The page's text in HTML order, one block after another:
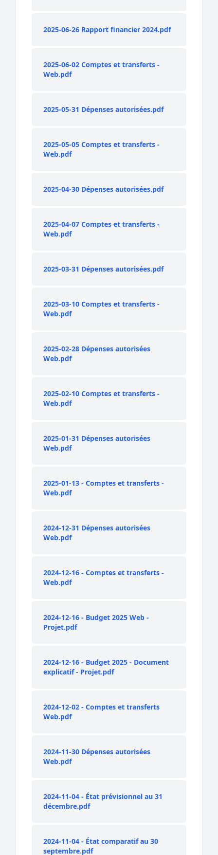
2025-06-26 Rapport financier 2024.pdf
2025-06-02 Comptes et transferts -
Web.pdf
2025-05-31 Dépenses autorisées.pdf
2025-05-05 Comptes et transferts -
Web.pdf
2025-04-30 Dépenses autorisées.pdf
2025-04-07 Comptes et transferts -
Web.pdf
2025-03-31 Dépenses autorisées.pdf
2025-03-10 Comptes et transferts -
Web.pdf
2025-02-28 Dépenses autorisées
Web.pdf
2025-02-10 Comptes et transferts -
Web.pdf
2025-01-31 Dépenses autorisées
Web.pdf
2025-01-13 - Comptes et transferts -
Web.pdf
2024-12-31 Dépenses autorisées
Web.pdf
2024-12-16 - Comptes et transferts -
Web.pdf
2024-12-16 - Budget 2025 Web -
Projet.pdf
2024-12-16 - Budget 2025 - Document
explicatif - Projet.pdf
2024-12-02 - Comptes et transferts
Web.pdf
2024-11-30 Dépenses autorisées
Web.pdf
2024-11-04 - État prévisionnel au 31
décembre.pdf
2024-11-04 - État comparatif au 30
septembre.pdf